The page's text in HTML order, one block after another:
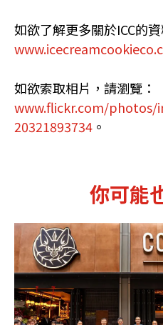
如欲了解更多關於ICC的
如欲索取相片，請瀏覽：
www.flickr.com/photos/
20321893734 。
你可能